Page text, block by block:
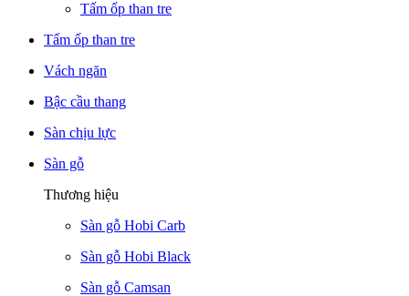
Tấm ốp than tre
Tấm ốp than tre
Vách ngăn
Bậc cầu thang
Sàn chịu lực
Sàn gỗ
Thương hiệu
Sàn gỗ Hobi Carb
Sàn gỗ Hobi Black
Sàn gỗ Camsan